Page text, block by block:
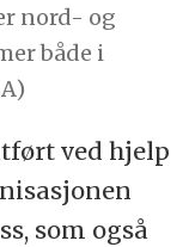
nord- og
både i
ved hjelp
som også